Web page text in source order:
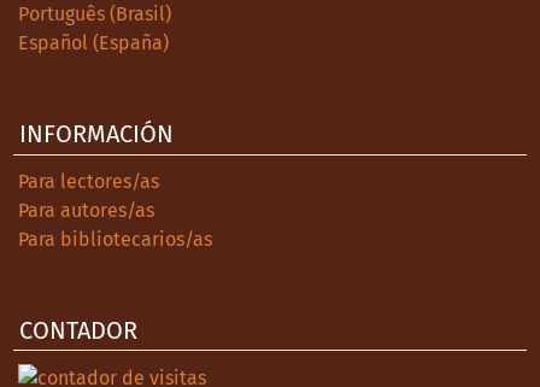
Português (Brasil)
Español (España)
INFORMACIÓN
Para lectores/as
Para autores/as
Para bibliotecarios/as
CONTADOR